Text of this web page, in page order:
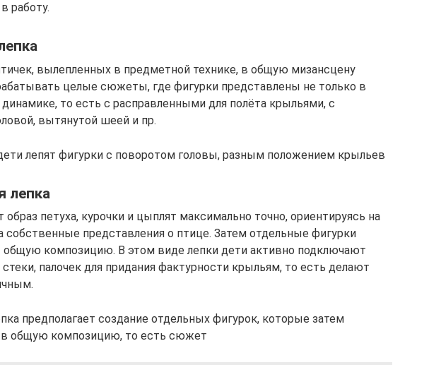
работу.
вылепленных в предметной технике, в общую мизансцену
целые сюжеты, где фигурки представлены не только в
динамике, то есть с расправленными для полёта крыльями, с
вытянутой шеей и пр.
лепят фигурки с поворотом головы, разным положением крыльев
лепка
петуха, курочки и цыплят максимально точно, ориентируясь на
собственные представления о птице. Затем отдельные фигурки
общую композицию. В этом виде лепки дети активно подключают
стеки, палочек для придания фактурности крыльям, то есть делают
предполагает создание отдельных фигурок, которые затем
общую композицию, то есть сюжет